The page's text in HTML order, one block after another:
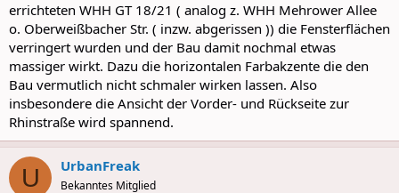
errichteten WHH GT 18/21 ( analog z. WHH Mehrower Allee
o. Oberweißbacher Str. ( inzw. abgerissen )) die Fensterflächen
verringert wurden und der Bau damit nochmal etwas
massiger wirkt. Dazu die horizontalen Farbakzente die den
Bau vermutlich nicht schmaler wirken lassen. Also
insbesondere die Ansicht der Vorder- und Rückseite zur
Rhinstraße wird spannend.
U UrbanFreak
Bekanntes Mitglied